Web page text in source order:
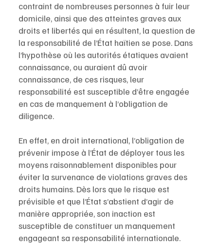
contraint de nombreuses personnes à fuir leur
domicile, ainsi que des atteintes graves aux
droits et libertés qui en résultent, la question de
la responsabilité de l’État haïtien se pose. Dans
l’hypothèse où les autorités étatiques avaient
connaissance, ou auraient dû avoir
connaissance, de ces risques, leur
responsabilité est susceptible d’être engagée
en cas de manquement à l’obligation de
diligence.
En effet, en droit international, l’obligation de
prévenir impose à l’État de déployer tous les
moyens raisonnablement disponibles pour
éviter la survenance de violations graves des
droits humains. Dès lors que le risque est
prévisible et que l’État s’abstient d’agir de
manière appropriée, son inaction est
susceptible de constituer un manquement
engageant sa responsabilité internationale.